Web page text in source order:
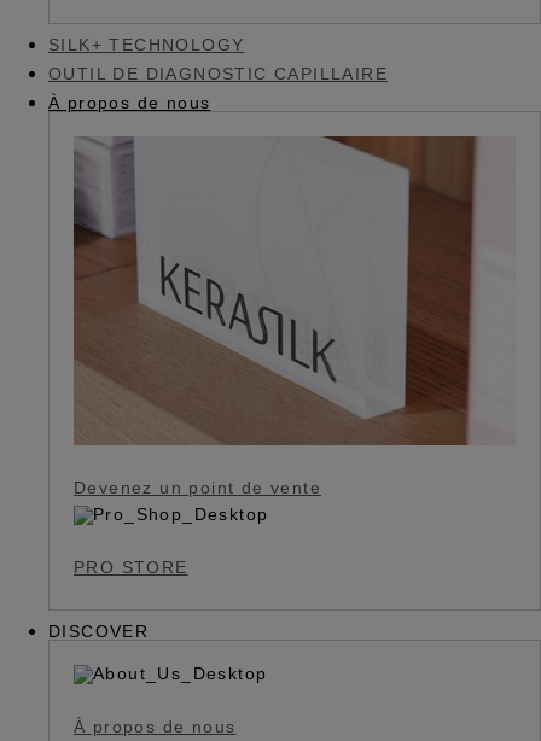
SILK+ TECHNOLOGY
OUTIL DE DIAGNOSTIC CAPILLAIRE
À propos de nous
Devenez un point de vente
PRO STORE
DISCOVER
À propos de nous